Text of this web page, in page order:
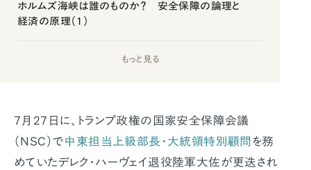
ホルムズ海峡は誰のものか？ 安全保障の論理と
経済の原理（1）
もっと見る
7月27日に、トランプ政権の国家安全保障会議
（NSC）で中東担当上級部長・大統領特別顧問 を務
めていたデレク・ハーヴェイ退役陸軍大佐が更迭され